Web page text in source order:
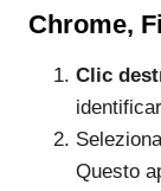
Chrome,
Clic
Questo